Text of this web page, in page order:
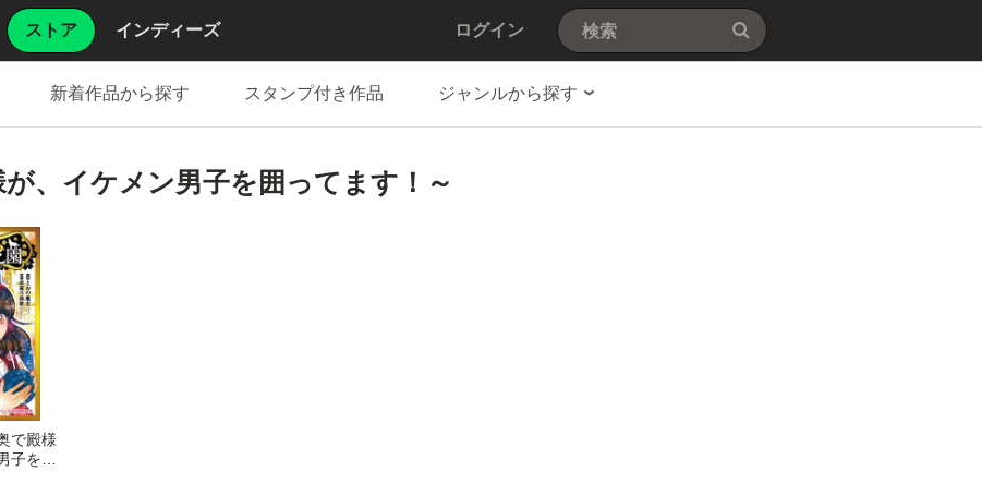
ストア インディーズ ログイン
新着作品から探す スタンプ付き作品 ジャンルから探す
、イケメン男子を囲ってます！～
で殿様
子を囲
１）